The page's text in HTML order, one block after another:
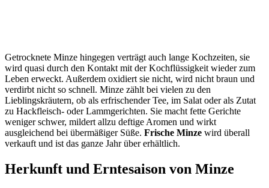
Getrocknete Minze hingegen verträgt auch lange Kochzeiten, sie
wird quasi durch den Kontakt mit der Kochflüssigkeit wieder zum
Leben erweckt. Außerdem oxidiert sie nicht, wird nicht braun und
verdirbt nicht so schnell. Minze zählt bei vielen zu den
Lieblingskräutern, ob als erfrischender Tee, im Salat oder als Zutat
zu Hackfleisch- oder Lammgerichten. Sie macht fette Gerichte
weniger schwer, mildert allzu deftige Aromen und wirkt
ausgleichend bei übermäßiger Süße. Frische Minze wird überall
verkauft und ist das ganze Jahr über erhältlich.
Herkunft und Erntesaison von Minze